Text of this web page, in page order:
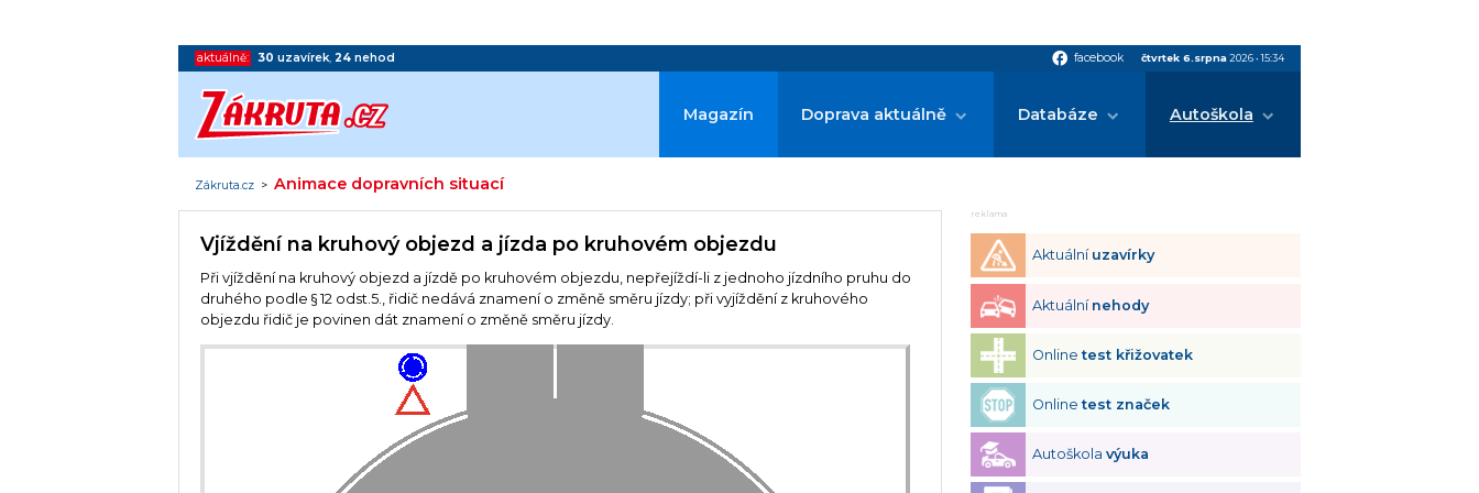
aktuálně: 30 uzavírek,24 nehod facebook facebook čtvrtek 6.srpna 2026•15:34
Magazín Doprava aktuálně Databáze Autoškola
Zákruta.cz >Animace dopravních situací
Vjíždění na kruhový objezd a jízda po kruhovém objezdu
Při vjíždění na kruhový objezd a jízdě po kruhovém objezdu, nepřejíždí-li z jednoho jízdního pruhu do
druhého podle § 12 odst.5., řidič nedává znamení o změně směru jízdy; při vyjíždění z kruhového
objezdu řidič je povinen dát znamení o změně směru jízdy.
reklama
Aktuální uzavírky
Aktuální nehody
Onlinetest křižovatek
Onlinetest značek
Autoškolavýuka